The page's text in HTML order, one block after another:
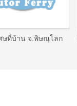
ษที่บ้าน จ.พิษณุโลก